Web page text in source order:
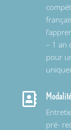
– 1 an
pour

pré-